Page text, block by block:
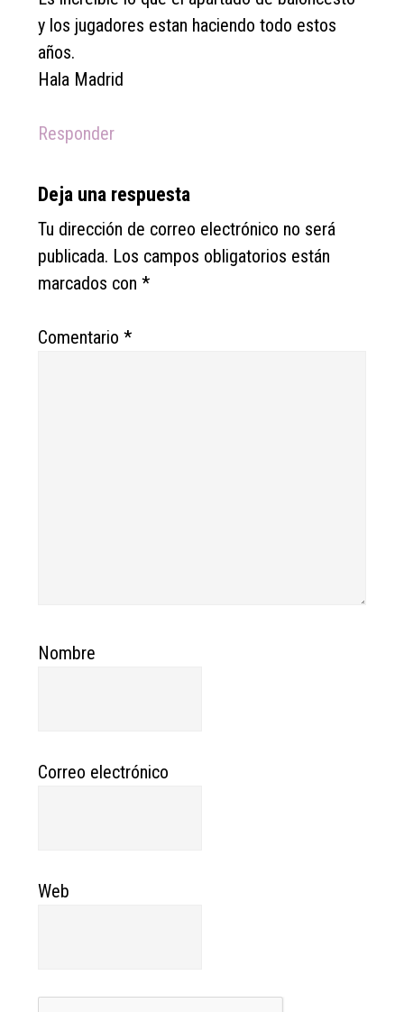
y los jugadores estan haciendo todo estos
años.
Hala Madrid
Responder
Deja una respuesta
Tu dirección de correo electrónico no será
publicada. Los campos obligatorios están
marcados con*
Comentario*
Nombre
Correo electrónico
Web